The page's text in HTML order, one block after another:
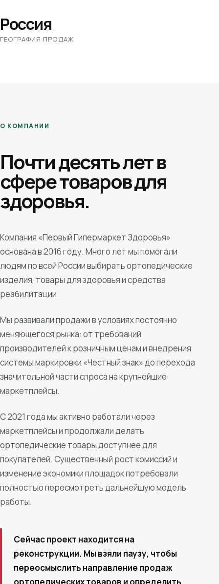
Россия
ГЕОГРАФИЯ ПРОДАЖ
О КОМПАНИИ
Почти десять лет в
сфере товаров для
здоровья.
Компания «Первый Гипермаркет Здоровья»
основана в 2016 году. Много лет мы помогали
людям по всей России выбирать ортопедические
изделия, товары для здоровья и средства
реабилитации.
Мы развивали продажи в условиях постоянно
меняющегося рынка: от требований
производителей к розничным ценам и внедрения
системы маркировки «Честный знак» до перехода
значительной части спроса на крупнейшие
маркетплейсы.
С 2021 года мы активно работали через
маркетплейсы и продолжали делать
ортопедические товары доступнее для
покупателей. Существенный рост комиссий и
изменение экономики площадок потребовали
полностью пересмотреть дальнейшую модель
работы.
Сейчас проект находится на
реконструкции. Мы взяли паузу, чтобы
переосмыслить направление продаж